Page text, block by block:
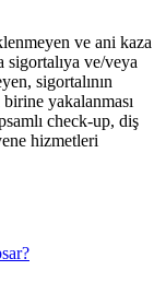
ve ani kaza
sigortalıya ve/veya
sigortalının
yakalanması
check-up, diş
hizmetleri